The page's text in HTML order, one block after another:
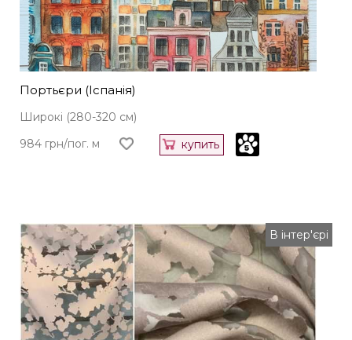
Портьєри (Іспанія)
Широкі (280-320 см)
984 грн/пог. м
купить
В інтер'єрі